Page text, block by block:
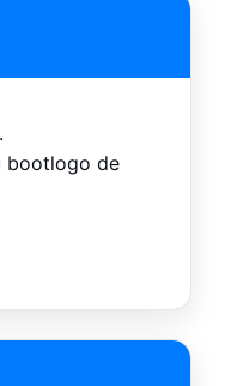
bootlogo de